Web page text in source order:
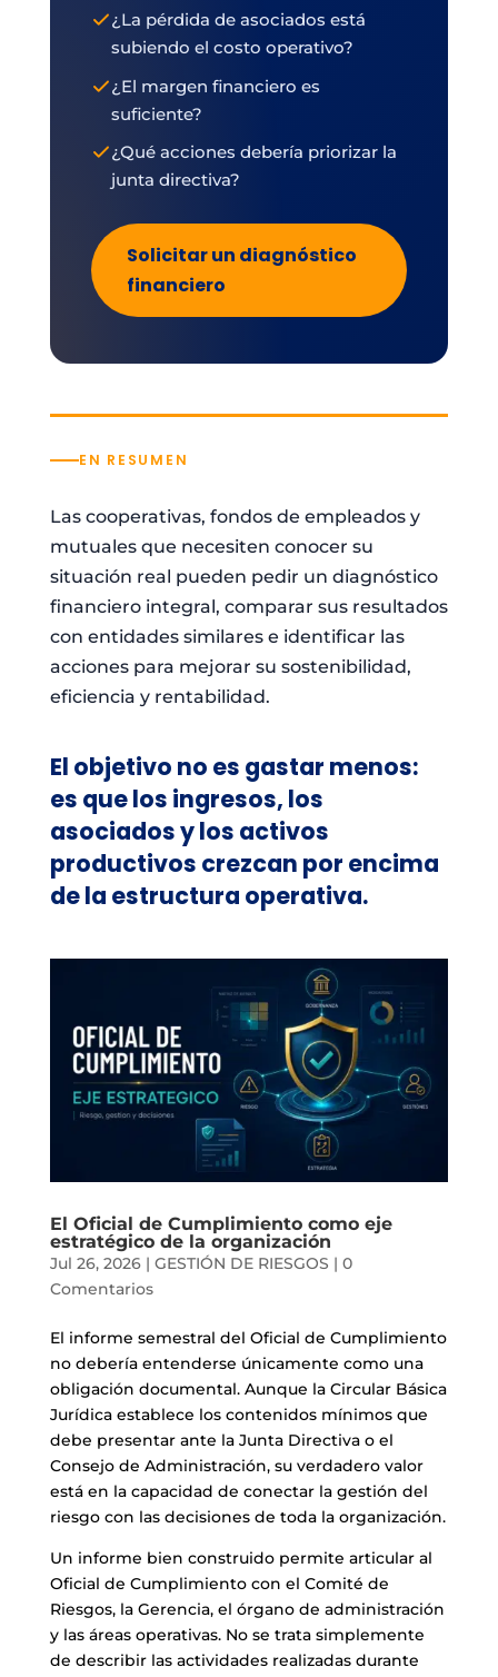
¿La pérdida de asociados está
subiendo el costo operativo?
¿El margen financiero es
suficiente?
¿Qué acciones debería priorizar la
junta directiva?
Solicitar un diagnóstico
financiero
EN RESUMEN
Las cooperativas, fondos de empleados y
mutuales que necesiten conocer su
situación real pueden pedir un diagnóstico
financiero integral, comparar sus resultados
con entidades similares e identificar las
acciones para mejorar su sostenibilidad,
eficiencia y rentabilidad.
El objetivo no es gastar menos:
es que los ingresos, los
asociados y los activos
productivos crezcan por encima
de la estructura operativa.
El Oficial de Cumplimiento como eje
estratégico de la organización
Jul 26, 2026| GESTIÓN DE RIESGOS | 0
Comentarios
El informe semestral del Oficial de Cumplimiento
no debería entenderse únicamente como una
obligación documental. Aunque la Circular Básica
Jurídica establece los contenidos mínimos que
debe presentar ante la Junta Directiva o el
Consejo de Administración, su verdadero valor
está en la capacidad de conectar la gestión del
riesgo con las decisiones de toda la organización.
Un informe bien construido permite articular al
Oficial de Cumplimiento con el Comité de
Riesgos, la Gerencia, el órgano de administración
y las áreas operativas. No se trata simplemente
de describir las actividades realizadas durante